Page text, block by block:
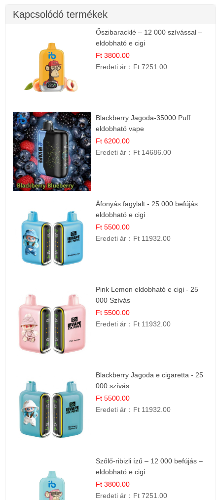
Kapcsolódó termékek
Őszibaracklé – 12 000 szívással –
eldobható e cigi
Ft 3800.00
Eredeti ár： Ft 7251.00
Blackberry Jagoda-35000 Puff
eldobható vape
Ft 6200.00
Eredeti ár： Ft 14686.00
Áfonyás fagylalt - 25 000 befújás
eldobható e cigi
Ft 5500.00
Eredeti ár： Ft 11932.00
Pink Lemon eldobható e cigi - 25
000 Szívás
Ft 5500.00
Eredeti ár： Ft 11932.00
Blackberry Jagoda e cigaretta - 25
000 szívás
Ft 5500.00
Eredeti ár： Ft 11932.00
Szőlő-ribizli ízű – 12 000 befújás –
eldobható e cigi
Ft 3800.00
Eredeti ár： Ft 7251.00